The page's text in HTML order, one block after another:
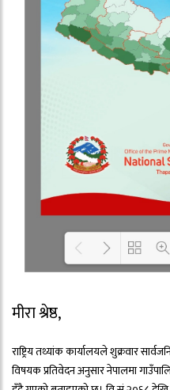
मीरा श्रेष्ठ,
राष्ट्रिय तथ्यांक कार्यालयले शुक्रवार
विषयक प्रतिवेदन अनुसार नेपालमा